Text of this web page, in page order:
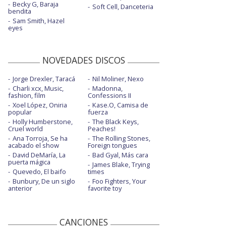
Becky G, Baraja
bendita
Sam Smith, Hazel
eyes
Soft Cell, Danceteria
NOVEDADES DISCOS
Jorge Drexler, Taracá
Charli xcx, Music,
fashion, film
Xoel López, Oniria
popular
Holly Humberstone,
Cruel world
Ana Torroja, Se ha
acabado el show
David DeMaría, La
puerta mágica
Quevedo, El baifo
Bunbury, De un siglo
anterior
Nil Moliner, Nexo
Madonna,
Confessions II
Kase.O, Camisa de
fuerza
The Black Keys,
Peaches!
The Rolling Stones,
Foreign tongues
Bad Gyal, Más cara
James Blake, Trying
times
Foo Fighters, Your
favorite toy
CANCIONES